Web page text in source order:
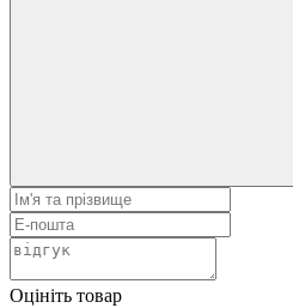
Оцініть товар